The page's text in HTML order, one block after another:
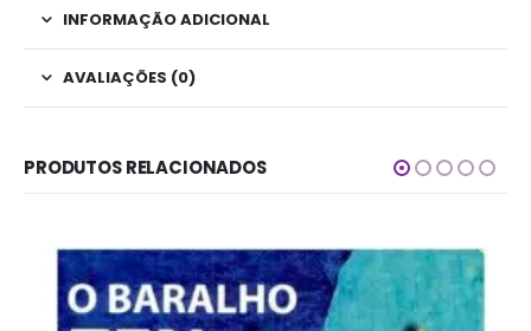
INFORMAÇÃO ADICIONAL
AVALIAÇÕES (0)
PRODUTOS RELACIONADOS